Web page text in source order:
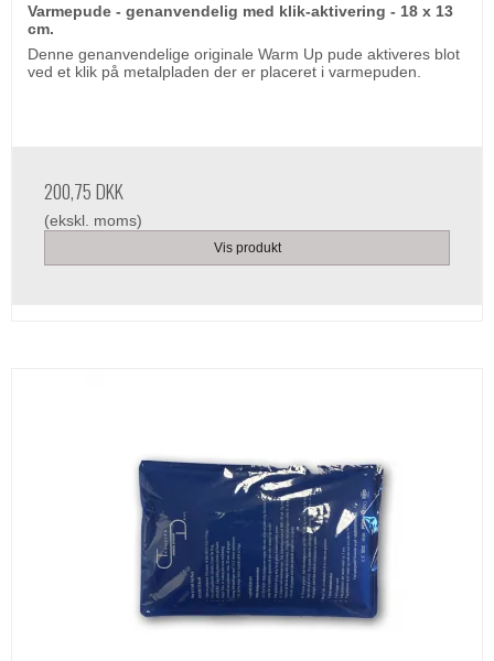
Varmepude - genanvendelig med klik-aktivering - 18 x 13
cm.
Denne genanvendelige originale Warm Up pude aktiveres blot
ved et klik på metalpladen der er placeret i varmepuden.
200,75 DKK
(ekskl. moms)
Vis produkt